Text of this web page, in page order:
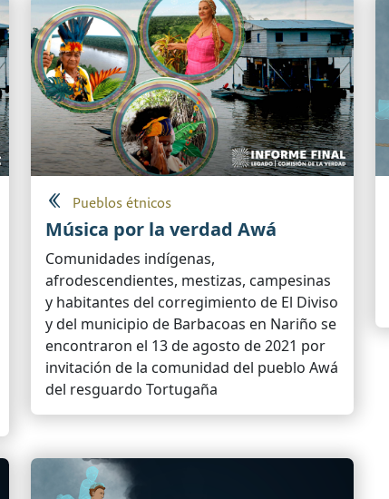
Pueblos étnicos
Música por la verdad Awá
Comunidades indígenas,
afrodescendientes, mestizas, campesinas
y habitantes del corregimiento de El Diviso
y del municipio de Barbacoas en Nariño se
encontraron el 13 de agosto de 2021 por
invitación de la comunidad del pueblo Awá
del resguardo Tortugaña